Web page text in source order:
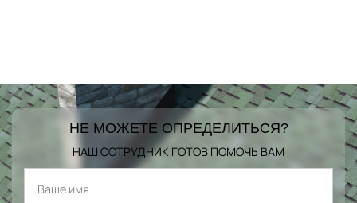
НЕ МОЖЕТЕ ОПРЕДЕЛИТЬСЯ?
НАШ СОТРУДНИК ГОТОВ ПОМОЧЬ ВАМ